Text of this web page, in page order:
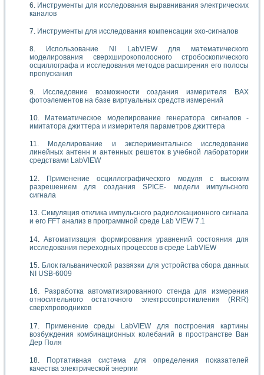
Инструменты для исследования выравнивания электрических
каналов
Инструменты для исследования компенсации эхо-сигналов
Использование NI LabVIEW для математического
моделирования сверхширокополосного стробоскопического
осциллографа и исследования методов расширения его полосы
пропускания
Исследовние возможности создания измерителя ВАХ
фотоэлементов на базе виртуальных средств измерений
Математическое моделирование генератора сигналов -
имитатора джиттера и измерителя параметров джиттера
Моделирование и экспериментальное исследование
линейных антенн и антенных решеток в учебной лаборатории
средствами LabVIEW
Применение осциллографического модуля с высоким
разрешением для создания SPICE- модели импульсного
сигнала
Симуляция отклика импульсного радиолокационного сигнала
и его FFT анализ в программной среде Lab VIEW 7.1
Автоматизация формирования уравнений состояния для
исследования переходных процессов в среде LabVIEW
Блок гальванической развязки для устройства сбора данных
NI USB-6009
Разработка автоматизированного стенда для измерения
относительного остаточного электросопротивления (RRR)
сверхпроводников
Применение среды LabVIEW для построения картины
возбуждения комбинационных колебаний в пространстве Ван
Дер Поля
Портативная система для определения показателей
качества электрической энергии